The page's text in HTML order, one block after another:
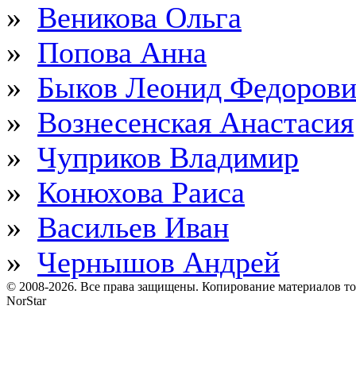
» Веникова Ольга
» Попова Анна
» Быков Леонид
» Вознесенская Анастасия
» Чуприков Владимир
» Конюхова Раиса
» Васильев Иван
» Чернышов Андрей
© 2008-2026. Все права защищены. Копирование материалов
NorStar